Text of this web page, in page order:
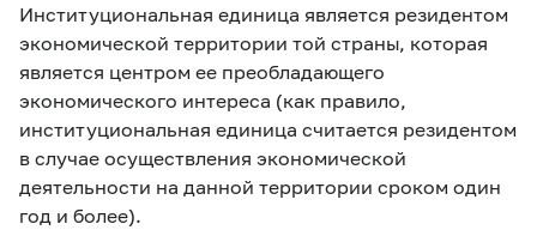
Институциональная единица является резидентом
экономической территории той страны, которая
является центром ее преобладающего
экономического интереса (как правило,
институциональная единица считается резидентом
в случае осуществления экономической
деятельности на данной территории сроком один
год и более).